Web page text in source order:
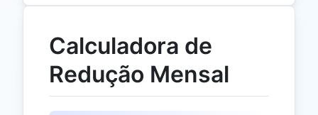
Calculadora de
Redução Mensal